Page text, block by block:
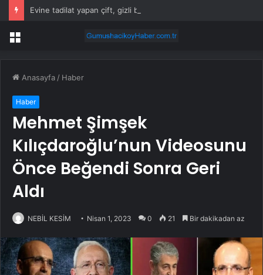
Menü
Anasayfa / Haber
Haber
Mehmet Şimşek
Kılıçdaroğlu’nun Videosunu
Önce Beğendi Sonra Geri
Aldı
NEBİL KESİM Nisan 1, 2023 0 21 Bir dakikadan az